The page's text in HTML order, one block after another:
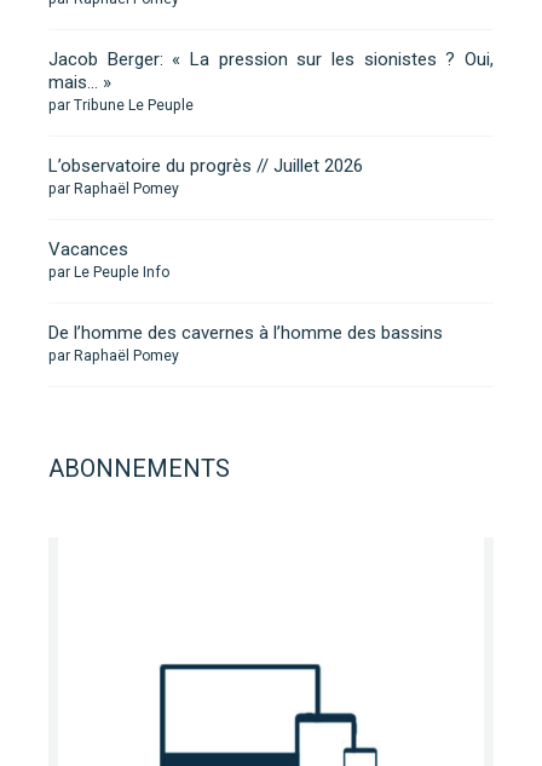
Jacob Berger: « La pression sur les sionistes ? Oui,
mais… »
par Tribune Le Peuple
L’observatoire du progrès // Juillet 2026
par Raphaël Pomey
Vacances
par Le Peuple Info
De l’homme des cavernes à l’homme des bassins
par Raphaël Pomey
ABONNEMENTS